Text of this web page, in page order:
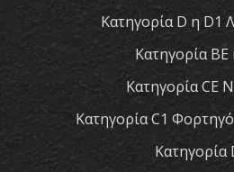
Κατηγορία D η D1
Κατηγορία ΒΕ
Κατηγορία CE
Κατηγορία C1
Κατηγορία